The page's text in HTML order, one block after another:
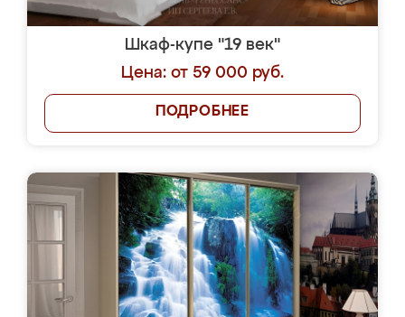
Шкаф-купе "19 век"
Цена: от 59 000 руб.
ПОДРОБНЕЕ